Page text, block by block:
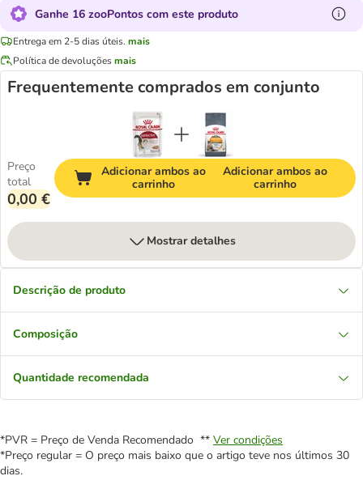
Ganhe 16 zooPontos com este produto
Entrega em 2-5 dias úteis. mais
Política de devoluçõesmais
Frequentemente comprados em conjunto
Preço
total
0,00 €
Adicionar ambos ao
carrinho
Adicionar ambos ao
carrinho
Mostrar detalhes
Descrição de produto
Composição
Quantidade recomendada
*PVR = Preço de Venda Recomendado ** Ver condições
*Preço regular = O preço mais baixo que o artigo teve nos últimos 30
dias.